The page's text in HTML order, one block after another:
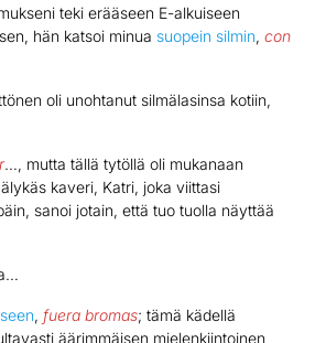
teki erääseen E-alkuiseen
hän katsoi minua suopein silmin, con
oli unohtanut silmälasinsa kotiin,
…, mutta tällä tytöllä oli mukanaan
kaveri, Katri, joka viittasi
sanoi jotain, että tuo tuolla näyttää
, fuera bromas; tämä kädellä
äärimmäisen mielenkiintoinen